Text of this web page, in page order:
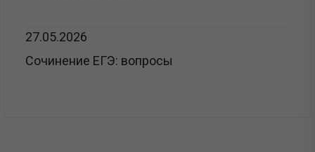
27.05.2026
Сочинение ЕГЭ: вопросы